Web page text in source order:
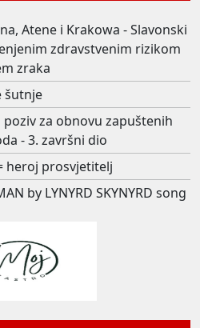
Atene i Krakowa - Slavonski
zdravstvenim rizikom
zraka
šutnje
za obnovu zapuštenih
- 3. završni dio
heroj prosvjetitelj
by LYNYRD SKYNYRD song